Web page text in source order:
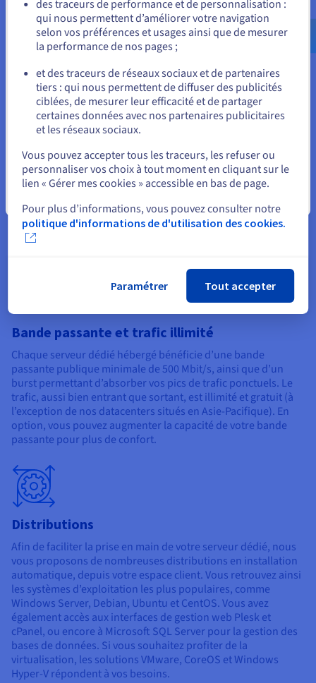
Pérennité
Rester à la pointe de la technologie pour vous proposer les
meilleures performances et fonctionnalités possibles fait
partie de nos priorités. La pérennité de nos infrastructures
vous assure un niveau de fiabilité et de stabilité et vous
permet de vous concentrer entièrement sur votre activité et
vos utilisateurs. Nous innovons chaque jour, notamment avec
des technologies comme le watercooling, qui permet de
pousser l’optimisation des performances de nos serveurs à
un niveau supérieur, tout en réduisant l’impact écologique de
nos centres de données.
Bande passante et trafic illimité
Chaque serveur dédié hébergé bénéficie d’une bande
passante publique minimale de 500 Mbit/s, ainsi que d’un
burst permettant d’absorber vos pics de trafic ponctuels. Le
trafic, aussi bien entrant que sortant, est illimité et gratuit (à
l’exception de nos datacenters situés en Asie-Pacifique). En
option, vous pouvez augmenter la capacité de votre bande
passante pour plus de confort.
Distributions
Afin de faciliter la prise en main de votre serveur dédié, nous
vous proposons de nombreuses distributions en installation
automatique, depuis votre espace client. Vous retrouvez ainsi
les systèmes d’exploitation les plus populaires, comme
Windows Server, Debian, Ubuntu et CentOS. Vous avez
également accès aux interfaces de gestion web Plesk et
cPanel, ou encore à Microsoft SQL Server pour la gestion des
bases de données. Si vous souhaitez profiter de la
virtualisation, les solutions VMware, CoreOS et Windows
Hyper-V répondent à vos besoins.
us.ovhcloud.com/
Anglais USD - $
ou
Rester sur le site actuel
Sélectionner un autre site web
des traceurs de performance et de personnalisation :
qui nous permettent d’améliorer votre navigation
selon vos préférences et usages ainsi que de mesurer
la performance de nos pages ;
et des traceurs de réseaux sociaux et de partenaires
tiers : qui nous permettent de diffuser des publicités
ciblées, de mesurer leur efficacité et de partager
certaines données avec nos partenaires publicitaires
et les réseaux sociaux.
Vous pouvez accepter tous les traceurs, les refuser ou
personnaliser vos choix à tout moment en cliquant sur le
lien « Gérer mes cookies » accessible en bas de page.
Pour plus d’informations, vous pouvez consulter notre
politique d'informations de d'utilisation des cookies.
Paramétrer Tout accepter